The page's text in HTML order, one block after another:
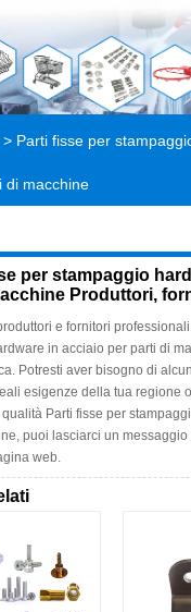
> Parti fisse per
di macchine
per stampaggio
Produttori,
e fornitori
in acciaio per parti di
Potresti aver bisogno di
esigenze della tua regione
Parti fisse per
puoi lasciarci un
web.